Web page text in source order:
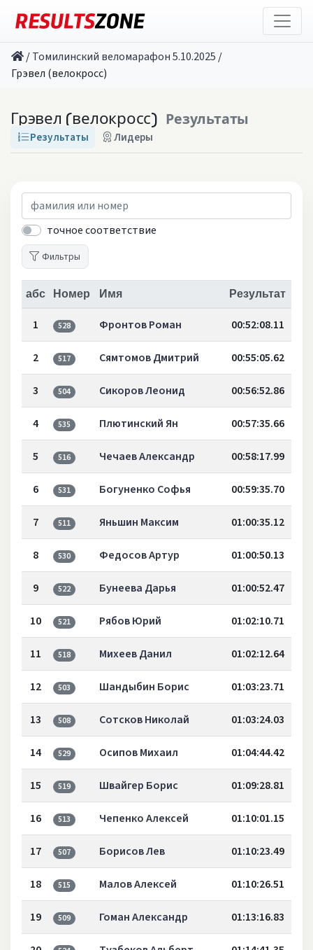
/Томилинский веломарафон 5.10.2025 /
Грэвел (велокросс)
Грэвел (велокросс) Результаты
Результаты Лидеры
точное соответствие
Фильтры
абс Номер Имя Результат
1 528 Фронтов Роман 00:52:08.11
2 517 Сямтомов Дмитрий 00:55:05.62
3 504 Сикоров Леонид 00:56:52.86
4 535 Плютинский Ян 00:57:35.66
5 516 Чечаев Александр 00:58:17.99
6 531 Богуненко Софья 00:59:35.70
7 511 Яньшин Максим 01:00:35.12
8 530 Федосов Артур 01:00:50.13
9 522 Бунеева Дарья 01:00:52.47
10 521 Рябов Юрий 01:02:10.71
11 518 Михеев Данил 01:02:12.64
12 503 Шандыбин Борис 01:03:23.71
13 508 Сотсков Николай 01:03:24.03
14 529 Осипов Михаил 01:04:44.42
15 519 Швайгер Борис 01:09:28.81
16 513 Чепенко Алексей 01:10:01.15
17 507 Борисов Лев 01:10:23.49
18 515 Малов Алексей 01:10:26.51
19 509 Гоман Александр 01:13:16.83